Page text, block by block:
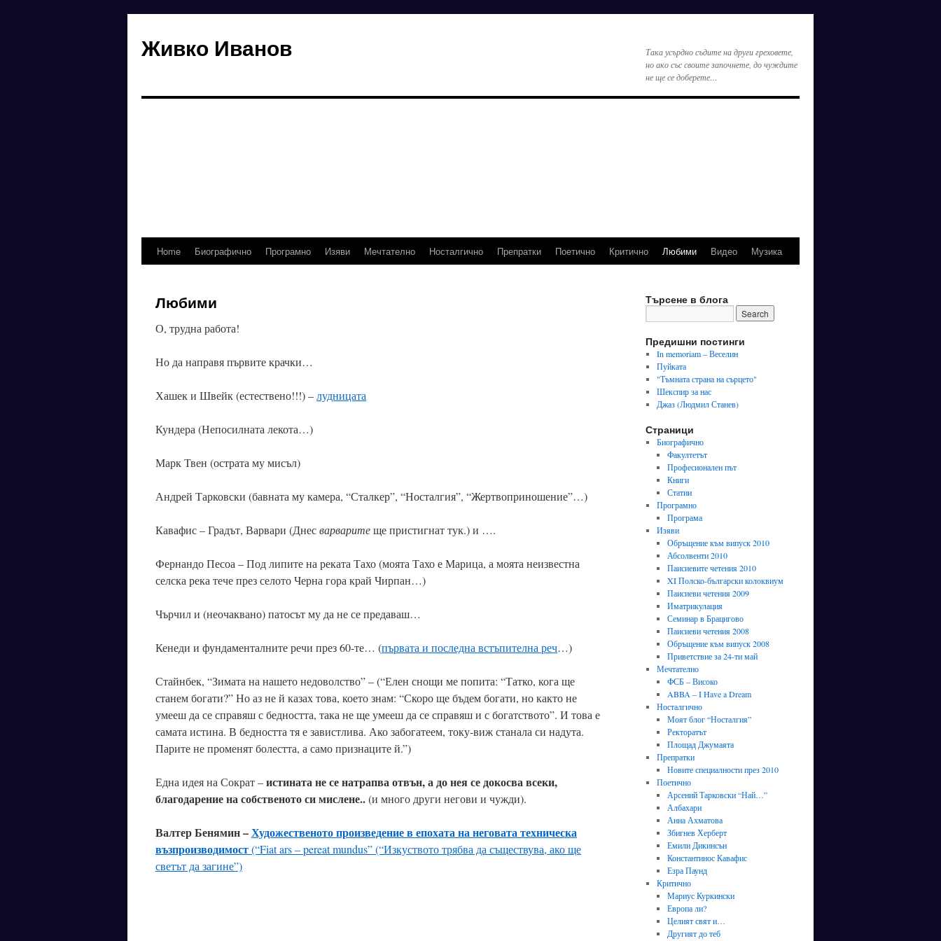
Живко Иванов
Така усърдно съдите на други греховете,
но ако със своите започнете, до чуждите
не ще се доберете…
Skip
content
Home Биографично Програмно Изяви Мечтателно Носталгично Препратки Поетично Критично Любими Видео Музика
Любими
О, трудна работа!
Но да направя първите крачки…
Хашек и Швейк (естествено!!!) –лудницата
Кундера (Непосилната лекота…)
Марк Твен (острата му мисъл)
Андрей Тарковски (бавната му камера, “Сталкер”, “Носталгия”, “Жертвоприношение”…)
Кавафис – Градът, Варвари (Днесварваритеще пристигнат тук.) и ….
Фернандо Песоа – Под липите на реката Тахо (моята Тахо е Марица, а моята неизвестна
селска река тече през селото Черна гора край Чирпан…)
Чърчил и (неочаквано) патосът му да не се предаваш…
Кенеди и фундаменталните речи през 60-те… (първата и последна встъпителна реч…)
Стайнбек, “Зимата на нашето недоволство” – (“Елен снощи ме попита: “Татко, кога ще
станем богати?” Но аз не й казах това, което знам: “Скоро ще бъдем богати, но както не
умееш да се справяш с бедността, така не ще умееш да се справяш и с богатството”. И това е
самата истина. В бедността тя е завистлива. Ако забогатеем, току-виж станала си надута.
Парите не променят болестта, а само признаците й.”)
Една идея на Сократ –истината не се натрапва отвън, а до нея се докосва всеки,
благодарение на собственото си мислене..(и много други негови и чужди).
Валтер Бенямин –Художественото произведение в епохата на неговата техническа
възпроизводимост(“Fiat ars – pereat mundus” (“Изкуството трябва да съществува, ако ще
светът да загине”)
Търсене в блога
Предишни постинги
In memoriam – Веселин
Пуйката
"Тъмната страна на сърцето"
Шекспир за нас
Джаз (Людмил Станев)
Страници
Биографично
Факултетът
Професионален път
Книги
Статии
Програмно
Програма
Изяви
Обръщение към випуск 2010
Абсолвенти 2010
Паисиевите четения 2010
XI Полско-български колоквиум
Паисиеви четения 2009
Иматрикулация
Семинар в Брацигово
Паисиеви четения 2008
Обръщение към випуск 2008
Приветствие за 24-ти май
Мечтателно
ФСБ – Високо
ABBA – I Have a Dream
Носталгично
Моят блог “Носталгия”
Ректоратът
Площад Джумаята
Препратки
Новите специалности през 2010
Поетично
Арсений Тарковски “Най…”
Албахари
Анна Ахматова
Збигнев Херберт
Емили Дикинсън
Константинос Кавафис
Езра Паунд
Критично
Мариус Куркински
Европа ли?
Целият свят и…
Другият до теб